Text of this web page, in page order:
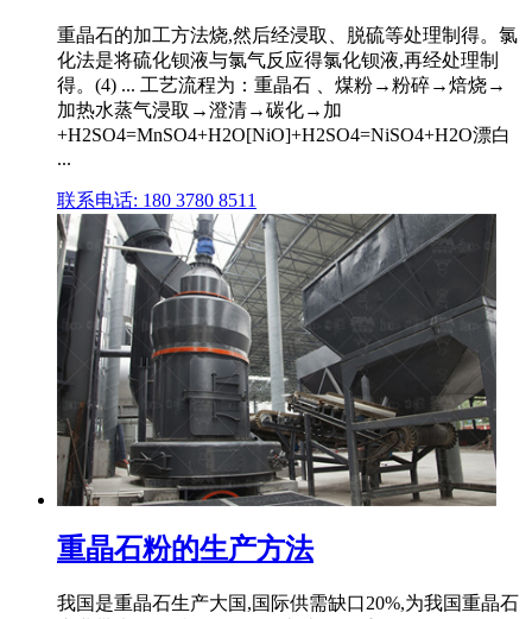
重晶石的加工方法烧,然后经浸取、脱硫等处理制得。氯
化法是将硫化钡液与氯气反应得氯化钡液,再经处理制
得。(4) ... 工艺流程为：重晶石 、煤粉→粉碎→焙烧→
加热水蒸气浸取→澄清→碳化→加
+H2SO4=MnSO4+H2O[NiO]+H2SO4=NiSO4+H2O漂白
...
联系电话: 180 3780 8511
重晶石粉的生产方法
我国是重晶石生产大国,国际供需缺口20%,为我国重晶石